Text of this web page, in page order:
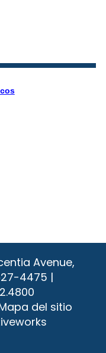
Avenue,
4475 |
del sitio